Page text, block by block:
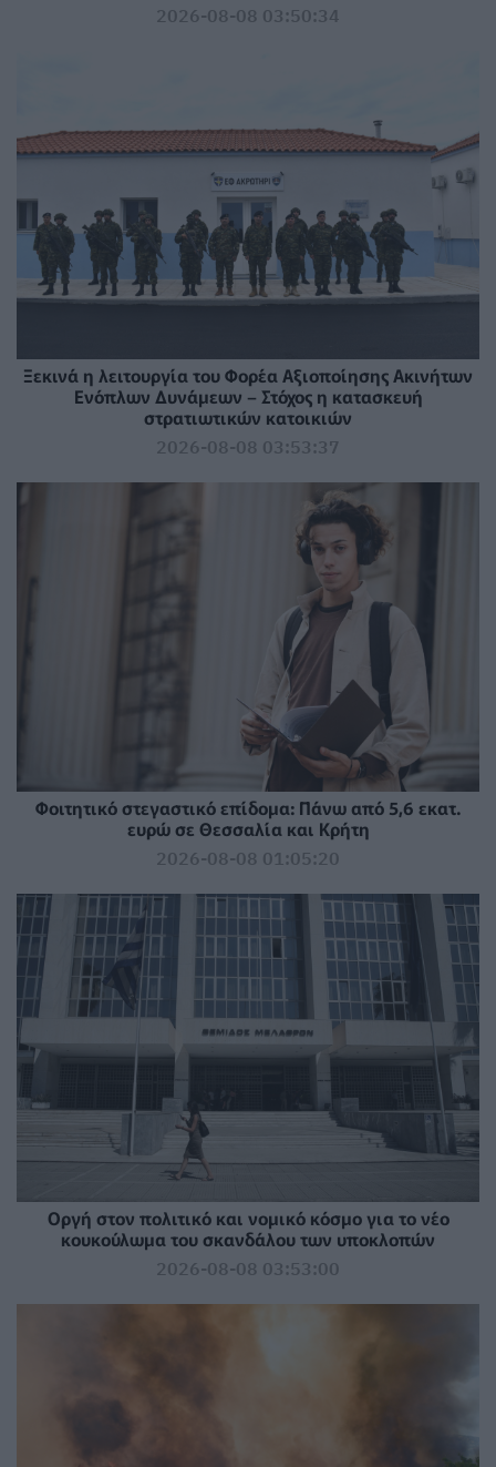
2026-08-08 03:50:34
Ξεκινά η λειτουργία του Φορέα Αξιοποίησης Ακινήτων
Ενόπλων Δυνάμεων – Στόχος η κατασκευή
στρατιωτικών κατοικιών
2026-08-08 03:53:37
Φοιτητικό στεγαστικό επίδομα: Πάνω από 5,6 εκατ.
ευρώ σε Θεσσαλία και Κρήτη
2026-08-08 01:05:20
Οργή στον πολιτικό και νομικό κόσμο για το νέο
κουκούλωμα του σκανδάλου των υποκλοπών
2026-08-08 03:53:00